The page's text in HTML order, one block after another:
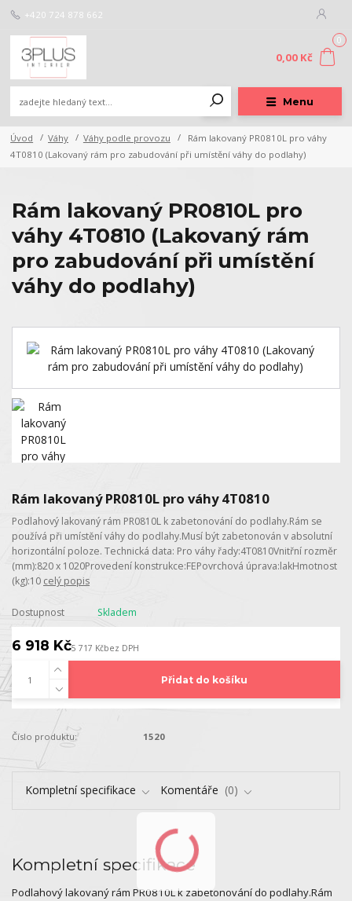
Menu
+420 724 878 662
0
0,00 Kč
Úvod Váhy Váhy podle provozu
Rám lakovaný PR0810L pro váhy
4T0810 (Lakovaný rám pro zabudování při umístění váhy do podlahy)
Rám lakovaný PR0810L pro
váhy 4T0810 (Lakovaný rám
pro zabudování při umístění
váhy do podlahy)
Rám lakovaný PR0810L pro váhy 4T0810
Podlahový lakovaný rám PR0810L k zabetonování do podlahy.Rám se
používá při umístění váhy do podlahy.Musí být zabetonován v absolutní
horizontální poloze. Technická data: Pro váhy řady:4T0810Vnitřní rozměr
(mm):820 x 1020Provedení konstrukce:FEPovrchová úprava:lakHmotnost
(kg):10 celý popis
Dostupnost Skladem
6 918 Kč5 717 Kčbez DPH
Přidat do košíku
Číslo produktu: 1520
Kompletní specifikace Komentáře 0
Kompletní specifikace
Podlahový lakovaný rám PR0810L k zabetonování do podlahy.Rám